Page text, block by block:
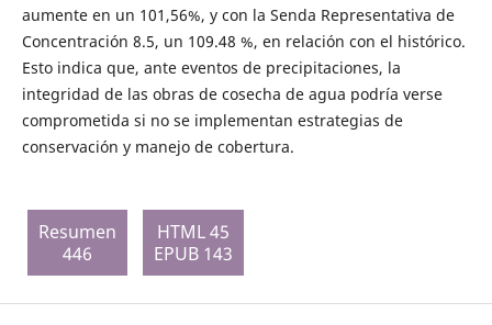
aumente en un 101,56%, y con la Senda Representativa de
Concentración 8.5, un 109.48 %, en relación con el histórico.
Esto indica que, ante eventos de precipitaciones, la
integridad de las obras de cosecha de agua podría verse
comprometida si no se implementan estrategias de
conservación y manejo de cobertura.
Resumen
446
HTML 45
EPUB 143